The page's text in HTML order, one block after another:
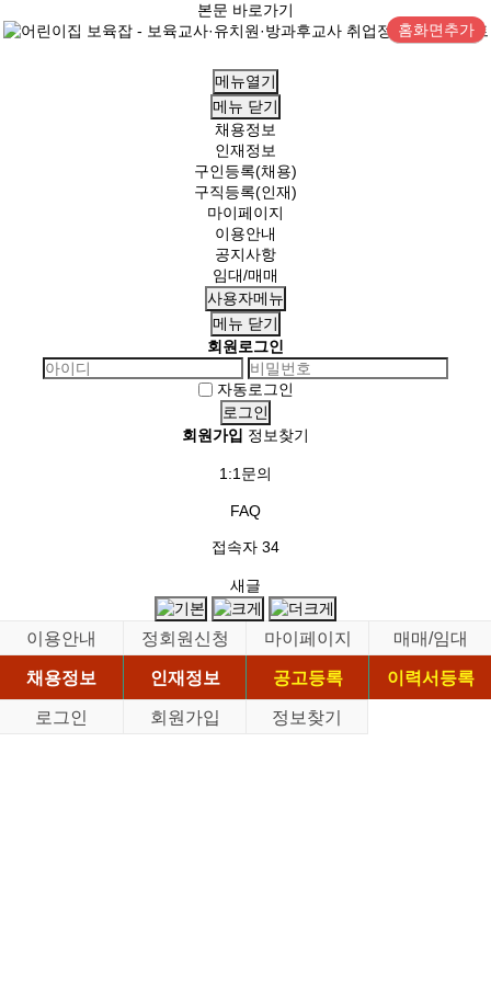
본문 바로가기
홈화면추가
메뉴열기
메뉴 닫기
채용정보
인재정보
구인등록(채용)
구직등록(인재)
마이페이지
이용안내
공지사항
임대/매매
사용자메뉴
메뉴 닫기
회원로그인
자동로그인
회원가입 정보찾기
1:1문의
FAQ
접속자 34
새글
이용안내 정회원신청 마이페이지
매매/임대
채용정보
인재정보 공고등록
이력서등록
로그인
회원가입 정보찾기